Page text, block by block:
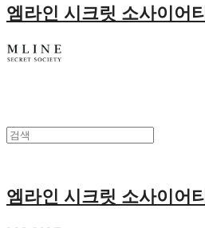
엠라인 시크릿 소사이어티
엠라인 시크릿 소사이어티